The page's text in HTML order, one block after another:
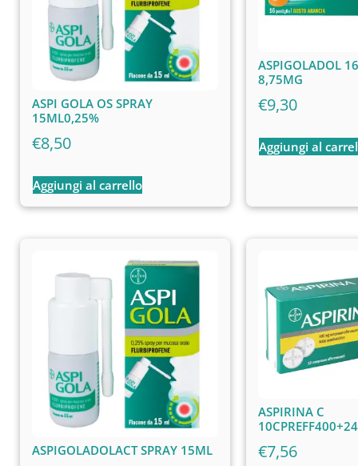
ASPI GOLA OS SPRAY
15ML0,25%
€8,50
Aggiungi al carrello
ASPIGOLADOL
8,75MG
€9,30
Aggiungi al
ASPIGOLADOLACT SPRAY 15ML
ASPIRINA C
€7,56